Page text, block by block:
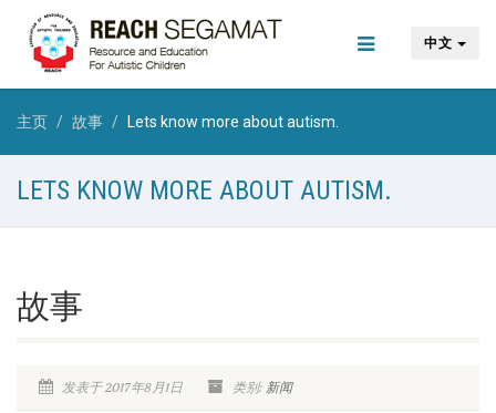
中文
主页 故事 Lets know more about autism.
LETS KNOW MORE ABOUT AUTISM.
故事
发表于 2017年8月1日 类别: 新闻